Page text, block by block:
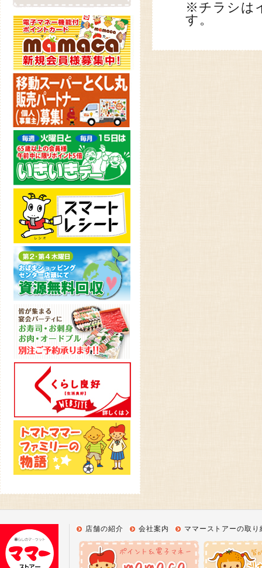
※チラシは
す。
店舗の紹介 会社案内 ママーストアーの取り